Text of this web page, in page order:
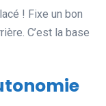
! Fixe un bon
C’est la base